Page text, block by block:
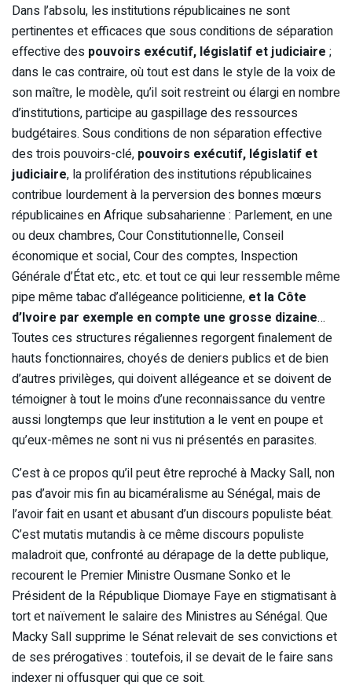
Dans l’absolu, les institutions républicaines ne sont
pertinentes et efficaces que sous conditions de séparation
effective des pouvoirs exécutif, législatif et judiciaire ;
dans le cas contraire, où tout est dans le style de la voix de
son maître, le modèle, qu’il soit restreint ou élargi en nombre
d’institutions, participe au gaspillage des ressources
budgétaires. Sous conditions de non séparation effective
des trois pouvoirs-clé, pouvoirs exécutif, législatif et
judiciaire, la prolifération des institutions républicaines
contribue lourdement à la perversion des bonnes mœurs
républicaines en Afrique subsaharienne : Parlement, en une
ou deux chambres, Cour Constitutionnelle, Conseil
économique et social, Cour des comptes, Inspection
Générale d’État etc., etc. et tout ce qui leur ressemble même
pipe même tabac d’allégeance politicienne, et la Côte
d’Ivoire par exemple en compte une grosse dizaine…
Toutes ces structures régaliennes regorgent finalement de
hauts fonctionnaires, choyés de deniers publics et de bien
d’autres privilèges, qui doivent allégeance et se doivent de
témoigner à tout le moins d’une reconnaissance du ventre
aussi longtemps que leur institution a le vent en poupe et
qu’eux-mêmes ne sont ni vus ni présentés en parasites.
C’est à ce propos qu’il peut être reproché à Macky Sall, non
pas d’avoir mis fin au bicaméralisme au Sénégal, mais de
l’avoir fait en usant et abusant d’un discours populiste béat.
C’est mutatis mutandis à ce même discours populiste
maladroit que, confronté au dérapage de la dette publique,
recourent le Premier Ministre Ousmane Sonko et le
Président de la République Diomaye Faye en stigmatisant à
tort et naïvement le salaire des Ministres au Sénégal. Que
Macky Sall supprime le Sénat relevait de ses convictions et
de ses prérogatives : toutefois, il se devait de le faire sans
indexer ni offusquer qui que ce soit.